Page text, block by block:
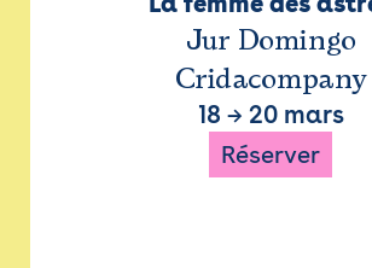
Jur Domingo
Cridacompany
18 → 20 mars
Réserver